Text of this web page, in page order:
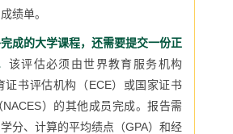
绩单。
成的大学课程，还需要提交一份正
该评估必须由世界教育服务机构
证书评估机构（ECE）或国家证书
）的其他成员完成。报告需
分、计算的平均绩点（GPA）和经